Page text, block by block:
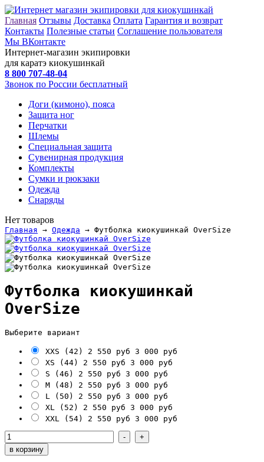
Главная Отзывы Доставка Оплата Гарантия и возврат
Контакты Полезные статьи Соглашение пользователя
Мы ВКонтакте
Интернет-магазин экипировки
для каратэ киокушинкай
8 800 707-48-04
Звонок по России бесплатный
Доги (кимоно), пояса
Защита ног
Перчатки
Шлемы
Специальная защита
Сувенирная продукция
Комплекты
Сумки и рюкзаки
Одежда
Снаряды
Нет товаров
Главная → Одежда → Футболка киокушинкай OverSize
Футболка киокушинкай
OverSize
Выберите вариант
XXS (42) 2 550 руб 3 000 руб
XS (44)
2 550 руб 3 000 руб
S (46)
2 550 руб 3 000 руб
M (48)
2 550 руб 3 000 руб
L (50)
2 550 руб 3 000 руб
XL (52)
2 550 руб 3 000 руб
XXL (54)
2 550 руб 3 000 руб